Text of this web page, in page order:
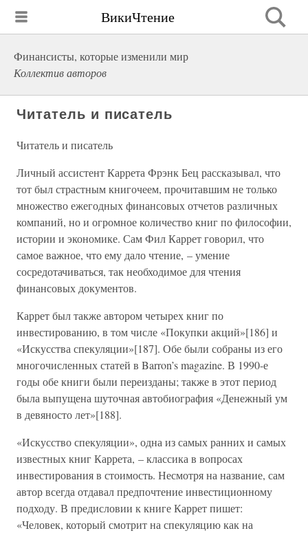
ВикиЧтение
Финансисты, которые изменили мир
Коллектив авторов
Читатель и писатель
Читатель и писатель
Личный ассистент Каррета Фрэнк Бец рассказывал, что
тот был страстным книгочеем, прочитавшим не только
множество ежегодных финансовых отчетов различных
компаний, но и огромное количество книг по философии,
истории и экономике. Сам Фил Каррет говорил, что
самое важное, что ему дало чтение, – умение
сосредотачиваться, так необходимое для чтения
финансовых документов.
Каррет был также автором четырех книг по
инвестированию, в том числе «Покупки акций»[186] и
«Искусства спекуляции»[187]. Обе были собраны из его
многочисленных статей в Barron’s magazine. В 1990-е
годы обе книги были переизданы; также в этот период
была выпущена шуточная автобиография «Денежный ум
в девяносто лет»[188].
«Искусство спекуляции», одна из самых ранних и самых
известных книг Каррета, – классика в вопросах
инвестирования в стоимость. Несмотря на название, сам
автор всегда отдавал предпочтение инвестиционному
подходу. В предисловии к книге Каррет пишет:
«Человек, который смотрит на спекуляцию как на